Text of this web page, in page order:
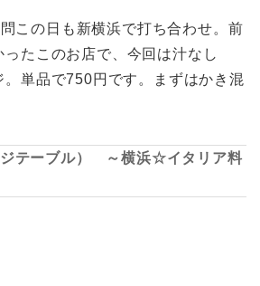
この日も新横浜で打ち合わせ。前
ったこのお店で、今回は汁なし
単品で750円です。まずはかき混
テーブル） ～横浜☆イタリア料